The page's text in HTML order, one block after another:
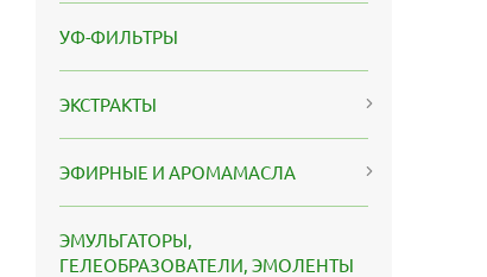
УФ-ФИЛЬТРЫ
ЭКСТРАКТЫ
ЭФИРНЫЕ И АРОМАМАСЛА
ЭМУЛЬГАТОРЫ,
ГЕЛЕОБРАЗОВАТЕЛИ, ЭМОЛЕНТЫ